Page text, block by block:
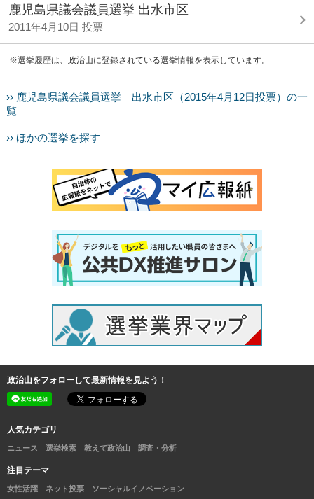
鹿児島県議会議員選挙 出水市区
2011年4月10日 投票
※選挙履歴は、政治山に登録されている選挙情報を表示しています。
›› 鹿児島県議会議員選挙 出水市区（2015年4月12日投票）の一
覧
›› ほかの選挙を探す
政治山をフォローして最新情報を見よう！
人気カテゴリ
ニュース 選挙検索 教えて政治山 調査・分析
注目テーマ
女性活躍 ネット投票 ソーシャルイノベーション